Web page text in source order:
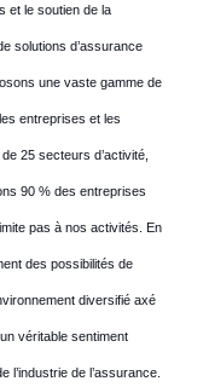
et le soutien de la
solutions d’assurance
une vaste gamme de
entreprises et les
25 secteurs d’activité,
90 % des entreprises
pas à nos activités. En
des possibilités de
diversifié axé
véritable sentiment
l’industrie de l’assurance.